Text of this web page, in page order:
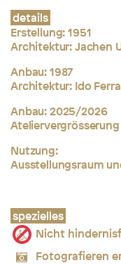
details
Erstellung: 1951
Architektur: Jachen
Anbau: 1987
Architektur: Ido
Anbau: 2025/2026
Ateliervergrösserung
Nutzung:
Ausstellungsraum
spezielles
Nicht
Fotografieren